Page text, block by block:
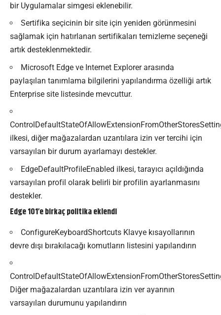
bir Uygulamalar simgesi eklenebilir.
Sertifika seçicinin bir site için yeniden görünmesini
sağlamak için hatırlanan sertifikaları temizleme seçeneği
artık desteklenmektedir.
Microsoft Edge ve Internet Explorer arasında
paylaşılan tanımlama bilgilerini yapılandırma özelliği artık
Enterprise site listesinde mevcuttur.
ilkesi, diğer mağazalardan uzantılara izin ver tercihi için
varsayılan bir durum ayarlamayı destekler.
EdgeDefaultProfileEnabled ilkesi, tarayıcı açıldığında
varsayılan profil olarak belirli bir profilin ayarlanmasını
destekler.
Edge 101’e birkaç politika eklendi
ConfigureKeyboardShortcuts Klavye kısayollarının
devre dışı bırakılacağı komutların listesini yapılandırın
Diğer mağazalardan uzantılara izin ver ayarının
varsayılan durumunu yapılandırın